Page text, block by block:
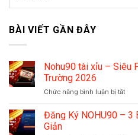
BÀI VIẾT GẦN ĐÂY
Nohu90 tài xỉu – Siêu
Trường 2026
Chức năng bình luận bị tắtở
tài
Đăng Ký NOHU90 – 3
Giản